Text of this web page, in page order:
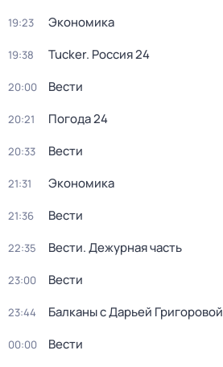
19:23 Экономика
19:38 Tucker. Россия 24
20:00 Вести
20:21 Погода 24
20:33 Вести
21:31 Экономика
21:36 Вести
22:35 Вести. Дежурная часть
23:00 Вести
23:44 Балканы с Дарьей Григоровой
00:00 Вести